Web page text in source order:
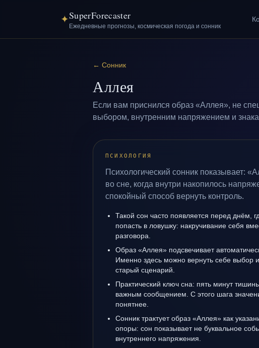
✦SuperForecaster
Ежедневные прогнозы, космическая погода и сонник
← Сонник
Аллея
Если вам приснился образ «Аллея», не
выбором, внутренним напряжением и
ПСИХОЛОГИЯ
Психологический сонник показывает:
во сне, когда внутри накопилось
спокойный способ вернуть контроль.
Такой сон часто появляется перед днём,
попасть в ловушку: накручивание себя
разговора.
Образ «Аллея» подсвечивает
Именно здесь можно вернуть себе выбор
старый сценарий.
Практический ключ сна: пять минут
важным сообщением. С этого шага
понятнее.
Сонник трактует образ «Аллея» как
опоры: сон показывает не буквальное
внутреннего напряжения.